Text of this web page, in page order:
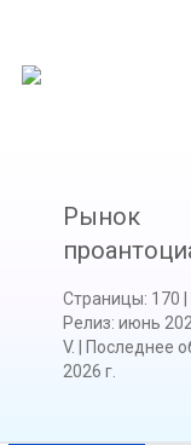
Рынок
Страницы: 170
Релиз: июнь
V.
Последнее
2026 г.